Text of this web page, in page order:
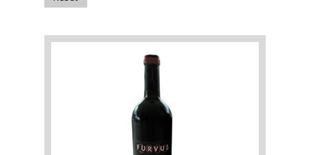
Magazine